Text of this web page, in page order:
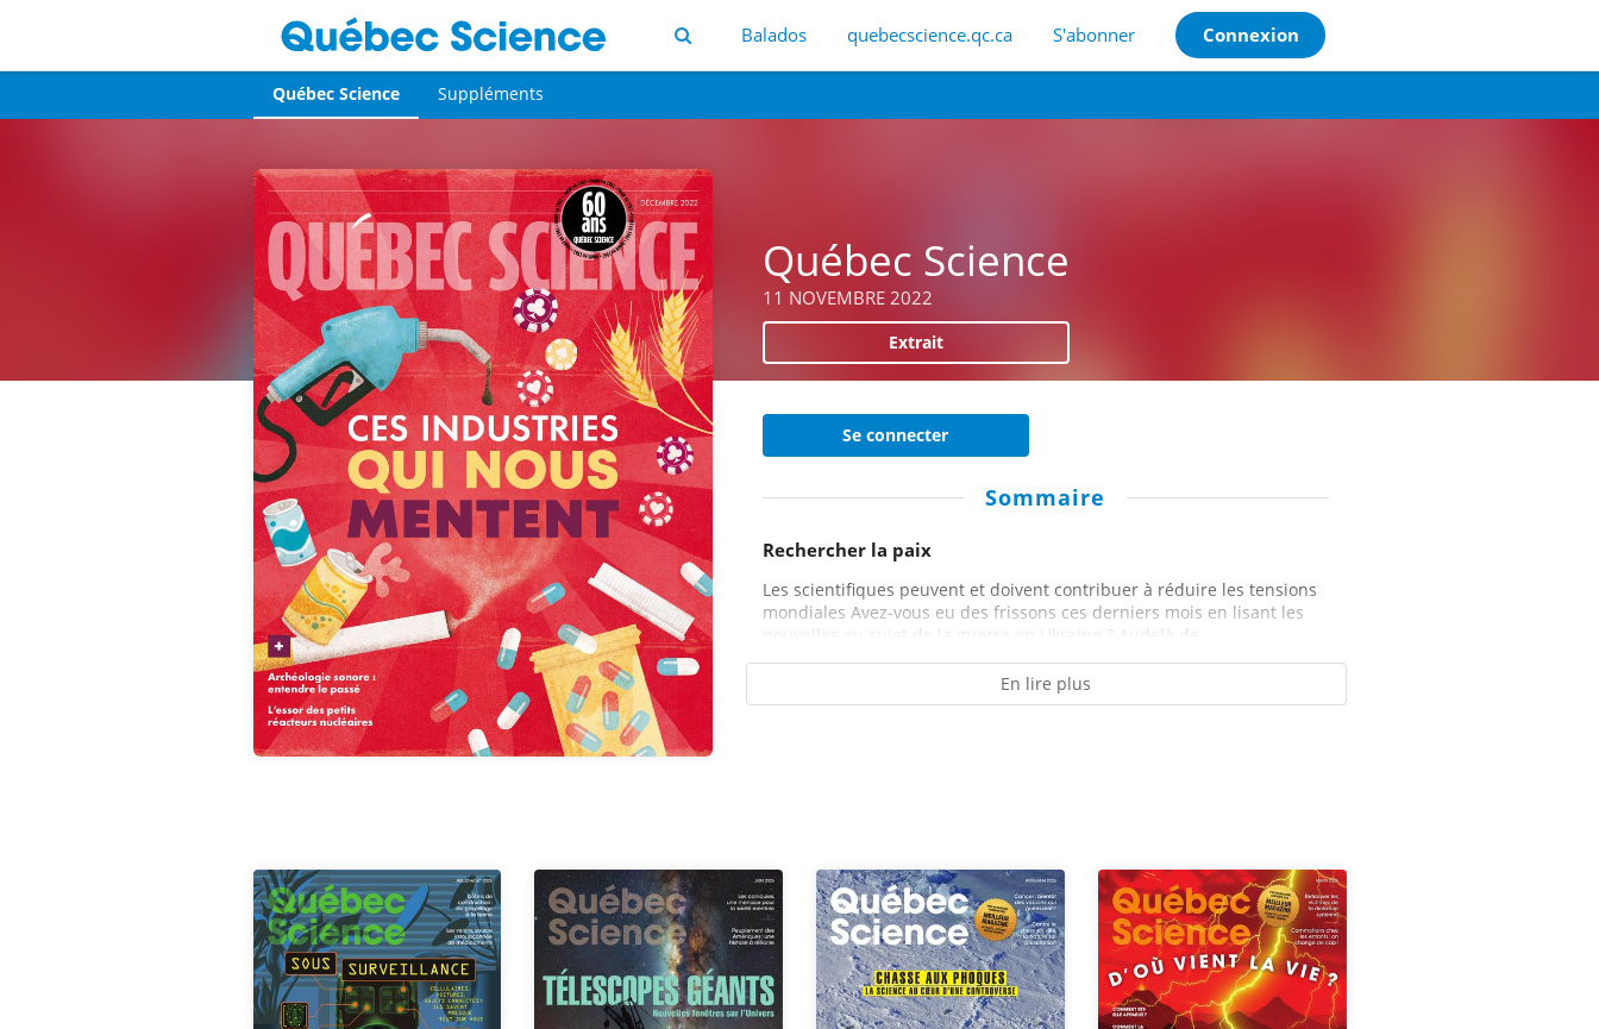
Balados quebecscience.qc.ca S'abonner Connexion
Québec Science Suppléments
Québec Science
11 NOVEMBRE 2022
Extrait
Se connecter
Sommaire
Rechercher la paix
Les scientifiques peuvent et doivent contribuer à réduire les tensions
mondiales Avez-vous eu des frissons ces derniers mois en lisant les
nouvelles au sujet de la guerre en Ukraine ? Audelà de...
En lire plus